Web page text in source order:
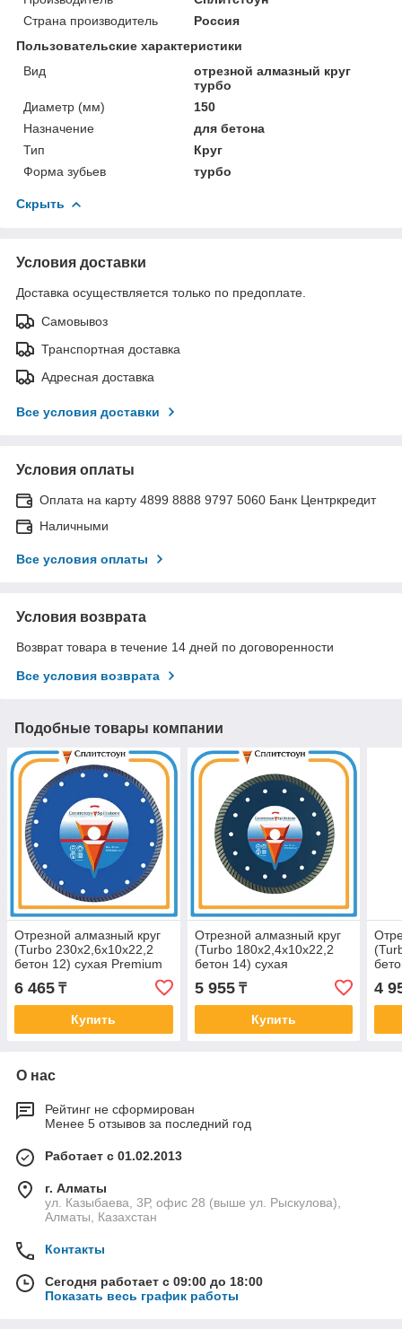
Страна производитель
Россия
Пользовательские характеристики
Вид
отрезной алмазный круг
турбо
Диаметр (мм)
150
Назначение
для бетона
Тип
Круг
Форма зубьев
турбо
Скрыть
Условия доставки
Доставка осуществляется только по предоплате.
Самовывоз
Транспортная доставка
Адресная доставка
Все условия доставки
Условия оплаты
Оплата на карту 4899 8888 9797 5060 Банк Центркредит
Наличными
Все условия оплаты
Условия возврата
Возврат товара в течение 14 дней по договоренности
Все условия возврата
Подобные товары компании
Отрезной алмазный круг
(Turbo 230x2,6x10x22,2
бетон 12) сухая Premium
6 465 ₸
Купить
Отрезной алмазный круг
(Turbo 180x2,4x10x22,2
бетон 14) сухая
Professional
5 955₸
Купить
4
О нас
Рейтинг не сформирован
Менее 5 отзывов за последний год
Работает с 01.02.2013
г. Алматы
ул. Казыбаева, 3Р, офис 28 (выше ул. Рыскулова),
Алматы, Казахстан
Контакты
Сегодня работает с 09:00 до 18:00
Показать весь график работы